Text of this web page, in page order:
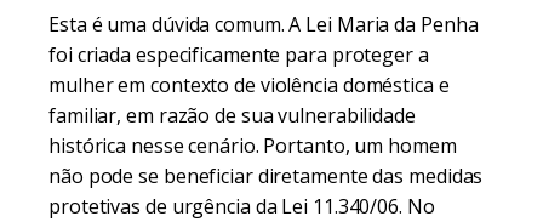
Esta é uma dúvida comum. A Lei Maria da Penha
foi criada especificamente para proteger a
mulher em contexto de violência doméstica e
familiar, em razão de sua vulnerabilidade
histórica nesse cenário. Portanto, um homem
não pode se beneficiar diretamente das medidas
protetivas de urgência da Lei 11.340/06. No